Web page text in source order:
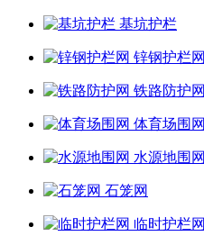
基坑护栏
锌钢护栏网
铁路防护网
体育场围网
水源地围网
石笼网
临时护栏网